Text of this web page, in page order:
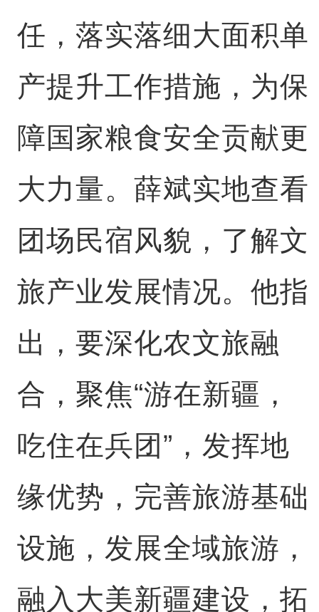
任，落实落细大面积单
产提升工作措施，为保
障国家粮食安全贡献更
大力量。薛斌实地查看
团场民宿风貌，了解文
旅产业发展情况。他指
出，要深化农文旅融
合，聚焦“游在新疆，
吃住在兵团”，发挥地
缘优势，完善旅游基础
设施，发展全域旅游，
融入大美新疆建设，拓